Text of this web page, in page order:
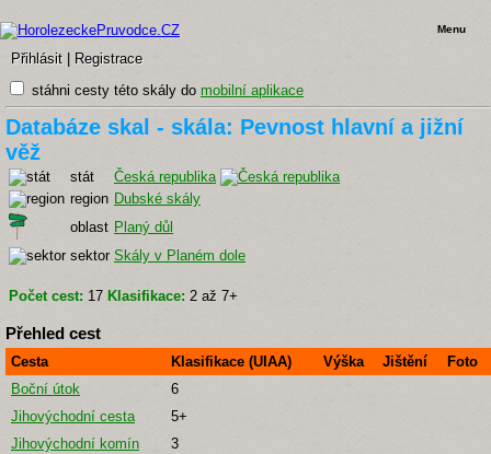
Přihlásit Registrace
Menu
stáhni cesty této skály do mobilní aplikace
Databáze skal - skála: Pevnost hlavní a jižní
věž
stát
Česká republika
region Dubské skály
oblast Planý důl
sektor Skály v Planém dole
Počet cest: 17 Klasifikace: 2 až 7+
Přehled cest
Cesta Klasifikace (UIAA) Výška Jištění
Foto
Boční útok
6
Jihovýchodní cesta
5+
Jihovýchodní komín
3